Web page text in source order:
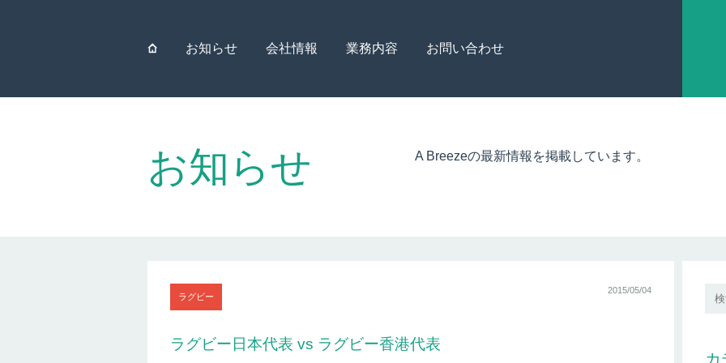
⌂ お知らせ 会社情報 業務内容 お問い合わせ
お知らせ A Breezeの最新情報を掲載しています。
ラグビー
2015/05/04
ラグビー日本代表 vs ラグビー香港代表
カ